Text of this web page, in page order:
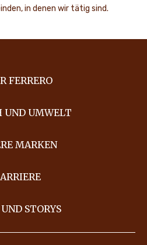
in denen wir tätig sind.
FERRERO
UND UMWELT
MARKEN
STORYS